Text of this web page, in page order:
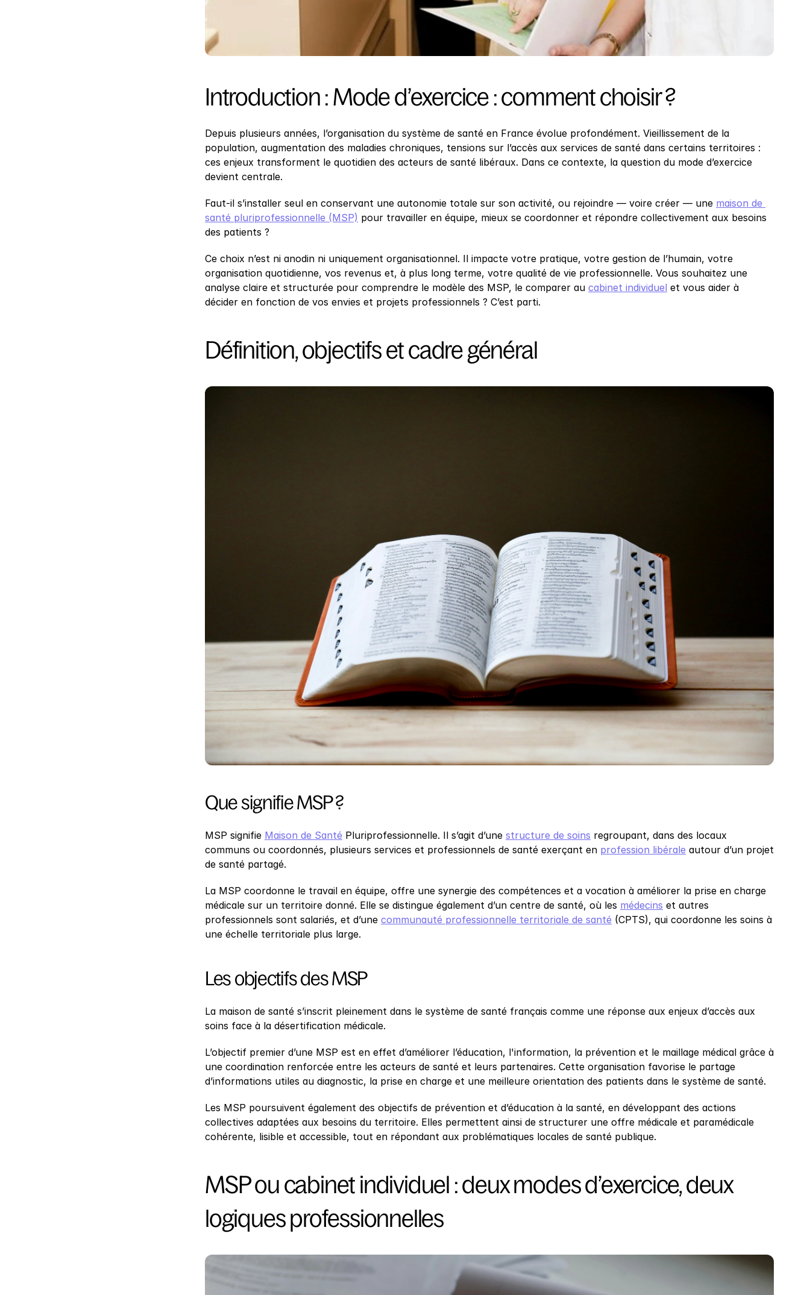
Introduction : Mode d’exercice : comment choisir ?
Depuis plusieurs années, l’organisation du système de santé en France évolue profondément. Vieillissement de la
population, augmentation des maladies chroniques, tensions sur l’accès aux services de santé dans certains territoires :
ces enjeux transforment le quotidien des acteurs de santé libéraux. Dans ce contexte, la question du mode d’exercice
devient centrale.
Faut-il s’installer seul en conservant une autonomie totale sur son activité, ou rejoindre — voire créer — une maison de
santé pluriprofessionnelle (MSP) pour travailler en équipe, mieux se coordonner et répondre collectivement aux besoins
des patients ?
Ce choix n’est ni anodin ni uniquement organisationnel. Il impacte votre pratique, votre gestion de l’humain, votre
organisation quotidienne, vos revenus et, à plus long terme, votre qualité de vie professionnelle. Vous souhaitez une
analyse claire et structurée pour comprendre le modèle des MSP, le comparer au cabinet individuel et vous aider à
décider en fonction de vos envies et projets professionnels ? C’est parti.
Définition, objectifs et cadre général
Que signifie MSP ?
MSP signifie Maison de Santé Pluriprofessionnelle. Il s’agit d’une structure de soins regroupant, dans des locaux
communs ou coordonnés, plusieurs services et professionnels de santé exerçant en profession libérale autour d’un projet
de santé partagé.
La MSP coordonne le travail en équipe, offre une synergie des compétences et a vocation à améliorer la prise en charge
médicale sur un territoire donné. Elle se distingue également d’un centre de santé, où les médecins et autres
professionnels sont salariés, et d’une communauté professionnelle territoriale de santé (CPTS), qui coordonne les soins à
une échelle territoriale plus large.
Les objectifs des MSP
La maison de santé s’inscrit pleinement dans le système de santé français comme une réponse aux enjeux d’accès aux
soins face à la désertification médicale.
L’objectif premier d’une MSP est en effet d’améliorer l’éducation, l'information, la prévention et le maillage médical grâce à
une coordination renforcée entre les acteurs de santé et leurs partenaires. Cette organisation favorise le partage
d’informations utiles au diagnostic, la prise en charge et une meilleure orientation des patients dans le système de santé.
Les MSP poursuivent également des objectifs de prévention et d’éducation à la santé, en développant des actions
collectives adaptées aux besoins du territoire. Elles permettent ainsi de structurer une offre médicale et paramédicale
cohérente, lisible et accessible, tout en répondant aux problématiques locales de santé publique.
MSP ou cabinet individuel : deux modes d’exercice, deux
logiques professionnelles